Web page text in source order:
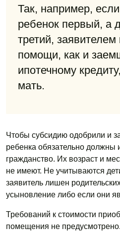
Так, например,
ребенок первый, а
третий,
помощи, как и
ипотечному
мать.
Чтобы субсидию одобрили и
ребенка обязательно должны
гражданство. Их возраст и
не имеют. Не учитываются
заявитель лишен
усыновление либо если они
Требований к стоимости
помещения не